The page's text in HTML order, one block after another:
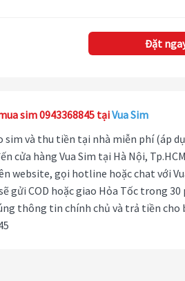
Đặt
sim 0943368845 tạiVua Sim
sim và thu tiền tại nhà miễn phí (áp
cửa hàng Vua Sim tại Hà Nội,
website, gọi hotline hoặc chat với
gửi COD hoặc giao Hỏa Tốc trong
thông tin chính chủ và trả tiền cho